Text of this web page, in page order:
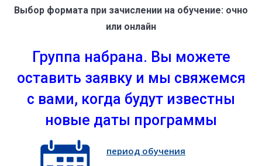
Выбор формата при зачислении на обучение: очно
или онлайн
Группа набрана. Вы можете
оставить заявку и мы свяжемся
с вами, когда будут известны
новые даты программы
период обучения